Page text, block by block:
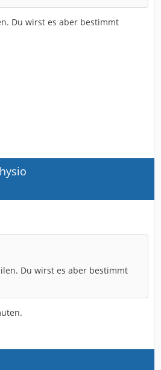
Du wirst es aber bestimmt
Du wirst es aber bestimmt